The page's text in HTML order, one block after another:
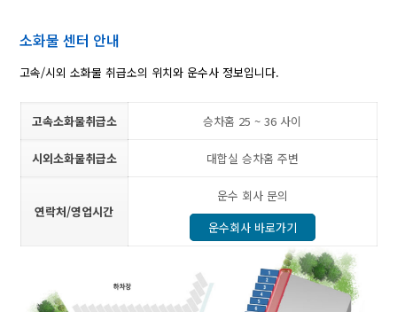
소화물 센터 안내
고속/시외 소화물 취급소의 위치와 운수사 정보입니다.
고속소화물취급소 승차홈 25 ~ 36 사이
시외소화물취급소 대합실 승차홈 주변
연락처/영업시간
운수 회사 문의
운수회사 바로가기